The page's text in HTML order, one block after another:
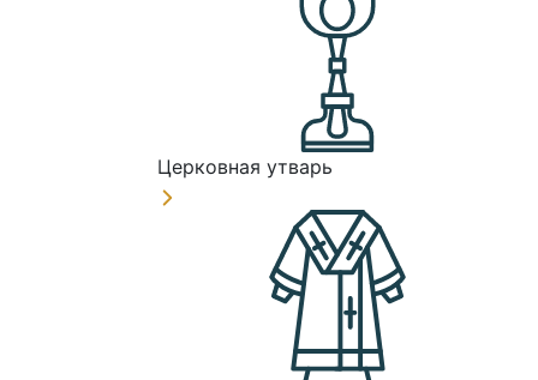
Церковная утварь